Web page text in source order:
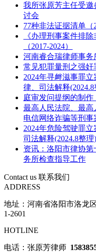
我所张原芳主任受
讨会
77种非法证据清单（
《办理刑事案件排
（2017-2024）
河南睿合瑞律师事务
常见犯罪量刑之强奸
2024年寻衅滋事罪
律、司法解释
庭审发问提纲的制作
最高人民法院、最
电信网络诈骗等刑
2024年危险驾驶罪
司法解释(2024.8整
资讯：洛阳市律协
务所检查指导工作
Contact us 联系我们
ADDRESS
地址：河南省洛阳市洛龙
1-2601
HOTLINE
电话：张原芳律师